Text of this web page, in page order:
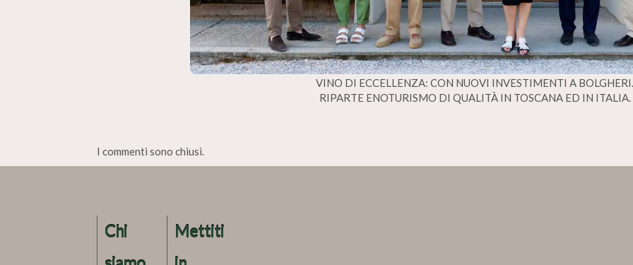
VINO DI ECCELLENZA: CON NUOVI INVESTIMENTI A BOLGHERI.
RIPARTE ENOTURISMO DI QUALITÀ IN TOSCANA ED IN ITALIA.
I commenti sono chiusi.
Chi
Mettiti